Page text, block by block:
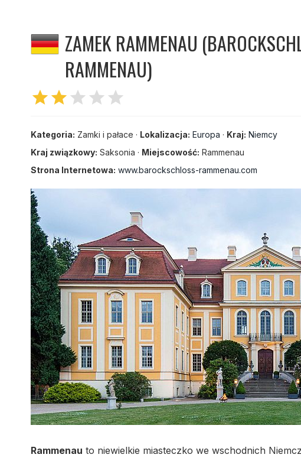
ZAMEK RAMMENAU
RAMMENAU)
starstar star star star
Kategoria: Zamki i pałace · Lokalizacja: Europa · Kraj: Niemcy
Kraj związkowy: Saksonia · Miejscowość: Rammenau
Strona Internetowa: www.barockschloss-rammenau.com
Rammenau to niewielkie miasteczko we wschodnich